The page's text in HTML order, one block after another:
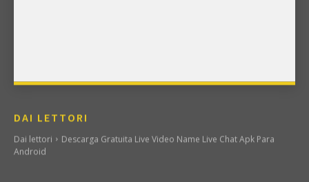
DAI LETTORI
Dai lettori
Descarga Gratuita Live Video Name Live Chat Apk Para
Android